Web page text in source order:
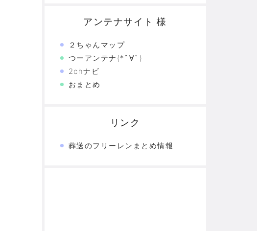
アンテナサイト 様
２ちゃんマップ
つーアンテナ(*ﾟ∀ﾟ)
2chナビ
おまとめ
リンク
葬送のフリーレンまとめ情報